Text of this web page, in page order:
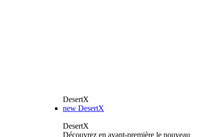
DesertX
new DesertX
DesertX
Découvrez en avant-première le nouveau